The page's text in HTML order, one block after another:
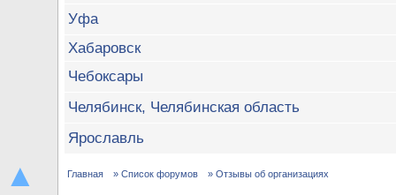
▲
Уфа
Хабаровск
Чебоксары
Челябинск, Челябинская область
Ярославль
Главная » Список форумов » Отзывы об организациях